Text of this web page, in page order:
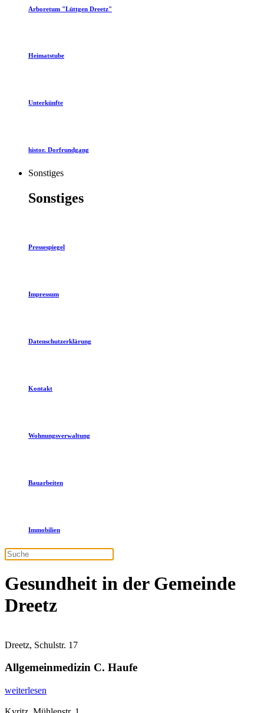
Arboretum "Lüttgen Dreetz"
Heimatstube
Unterkünfte
histor. Dorfrundgang
Sonstiges
Sonstiges
Pressespiegel
Impressum
Datenschutzerklärung
Kontakt
Wohnungsverwaltung
Bauarbeiten
Immobilien
Gesundheit in der Gemeinde
Dreetz
Dreetz, Schulstr. 17
Allgemeinmedizin C. Haufe
weiterlesen